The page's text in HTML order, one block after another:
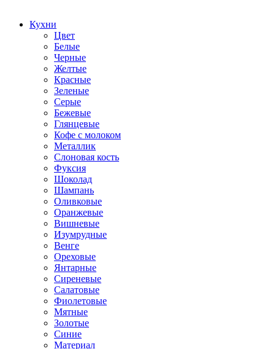
Кухни
Цвет
Белые
Черные
Желтые
Красные
Зеленые
Серые
Бежевые
Глянцевые
Кофе с молоком
Металлик
Слоновая кость
Фуксия
Шоколад
Шампань
Оливковые
Оранжевые
Вишневые
Изумрудные
Венге
Ореховые
Янтарные
Сиреневые
Салатовые
Фиолетовые
Мятные
Золотые
Синие
Материал